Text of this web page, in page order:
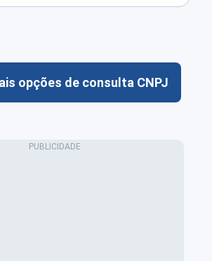
opções de consulta CNPJ